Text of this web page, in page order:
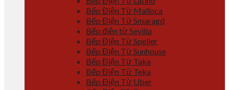
Bếp Điện Từ Malloca
Bếp Điện Từ Smaragd
Bếp điện từ Sevilla
Bếp Điện Từ Spelier
Bếp Điện Từ Sunhouse
Bếp Điện Từ Taka
Bếp Điện Từ Teka
Bếp Điện Từ Uber